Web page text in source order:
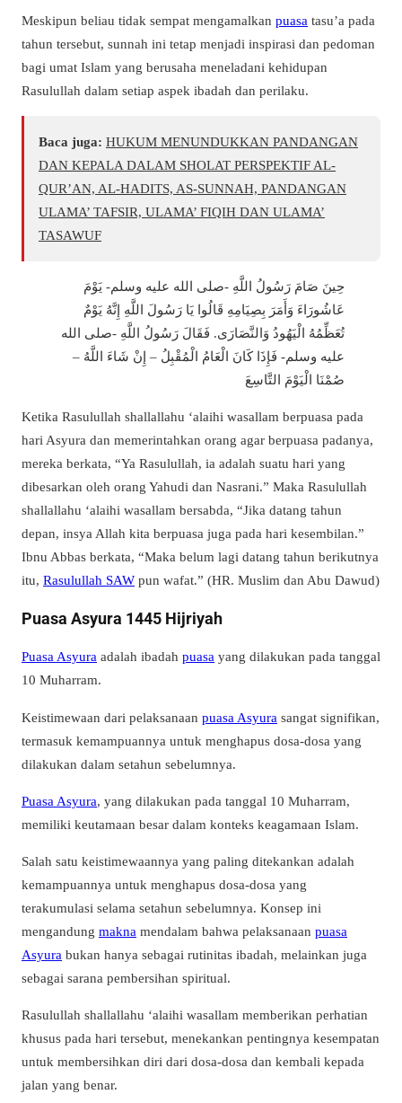
Meskipun beliau tidak sempat mengamalkan puasa tasu’a pada
tahun tersebut, sunnah ini tetap menjadi inspirasi dan pedoman
bagi umat Islam yang berusaha meneladani kehidupan
Rasulullah dalam setiap aspek ibadah dan perilaku.
Baca juga: HUKUM MENUNDUKKAN PANDANGAN
DAN KEPALA DALAM SHOLAT PERSPEKTIF AL-
QUR’AN, AL-HADITS, AS-SUNNAH, PANDANGAN
ULAMA’ TAFSIR, ULAMA’ FIQIH DAN ULAMA’
TASAWUF
حِينَ صَامَ رَسُولُ اللَّهِ -صلى الله عليه وسلم- يَوْمَ
عَاشُورَاءَ وَأَمَرَ بِصِيَامِهِ قَالُوا يَا رَسُولَ اللَّهِ إِنَّهُ يَوْمٌ
تُعَظِّمُهُ الْيَهُودُ وَالنَّصَارَى. فَقَالَ رَسُولُ اللَّهِ -صلى الله
عليه وسلم- فَإِذَا كَانَ الْعَامُ الْمُقْبِلُ – إِنْ شَاءَ اللَّهُ –
صُمْنَا الْيَوْمَ التَّاسِعَ
Ketika Rasulullah shallallahu ‘alaihi wasallam berpuasa pada
hari Asyura dan memerintahkan orang agar berpuasa padanya,
mereka berkata, “Ya Rasulullah, ia adalah suatu hari yang
dibesarkan oleh orang Yahudi dan Nasrani.” Maka Rasulullah
shallallahu ‘alaihi wasallam bersabda, “Jika datang tahun
depan, insya Allah kita berpuasa juga pada hari kesembilan.”
Ibnu Abbas berkata, “Maka belum lagi datang tahun berikutnya
itu, Rasulullah SAW pun wafat.” (HR. Muslim dan Abu Dawud)
Puasa Asyura 1445 Hijriyah
Puasa Asyura adalah ibadah puasa yang dilakukan pada tanggal
10 Muharram.
Keistimewaan dari pelaksanaan puasa Asyura sangat signifikan,
termasuk kemampuannya untuk menghapus dosa-dosa yang
dilakukan dalam setahun sebelumnya.
Puasa Asyura, yang dilakukan pada tanggal 10 Muharram,
memiliki keutamaan besar dalam konteks keagamaan Islam.
Salah satu keistimewaannya yang paling ditekankan adalah
kemampuannya untuk menghapus dosa-dosa yang
terakumulasi selama setahun sebelumnya. Konsep ini
mengandung makna mendalam bahwa pelaksanaan puasa
Asyura bukan hanya sebagai rutinitas ibadah, melainkan juga
sebagai sarana pembersihan spiritual.
Rasulullah shallallahu ‘alaihi wasallam memberikan perhatian
khusus pada hari tersebut, menekankan pentingnya kesempatan
untuk membersihkan diri dari dosa-dosa dan kembali kepada
jalan yang benar.